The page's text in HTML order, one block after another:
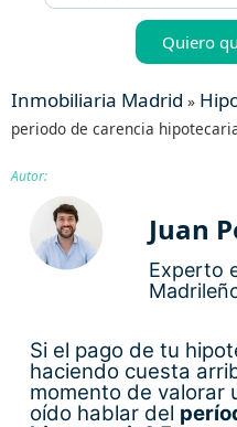
Quiero
Inmobiliaria Madrid »
periodo de carencia
Autor:
Juan
Experto
Si el pago de tu
haciendo cuesta
momento de valorar
oído hablar del